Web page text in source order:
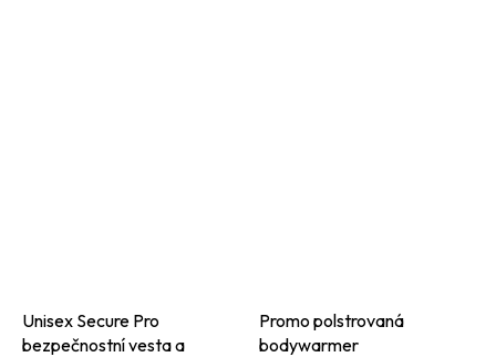
Unisex Secure Pro
bezpečnostní vesta a
Promo polstrovaná
bodywarmer